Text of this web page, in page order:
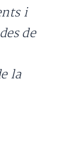
i
de
la